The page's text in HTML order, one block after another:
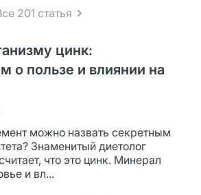
201 статья
цинк:
о пользе и влиянии на
можно назвать секретным
Знаменитый диетолог
что это цинк. Минерал
и вл...